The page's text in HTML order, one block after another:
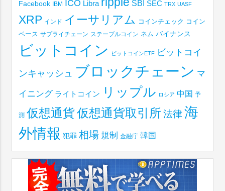
Facebook IBM ICO Libra SBI SEC TRX UASF
XRP インド イーサリアム コインチェック コイン
ベース サプライチェーン ステーブルコイン ネム バイナンス
ビットコイン ビットコインETF ビットコイ
ンキャッシュ ブロックチェーン マ
イニング ライトコイン リップル ロシア 中国 予
測 仮想通貨仮想通貨取引所 法律 海
外情報 犯罪 相場 規制 金融庁 韓国